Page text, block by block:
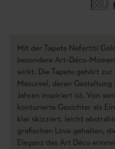
Mit der Tapete Nefertiti
besondere Art-Déco-
wirkt. Die Tapete gehört
Masureel, deren
Jahren inspiriert ist. Von
konturierte Gesichter als
klar skizziert, leicht
grafischen Linie gehalten,
Eleganz des Art Déco